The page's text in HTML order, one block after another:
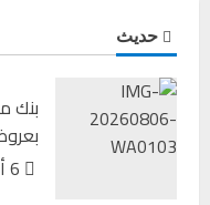
حديث
بنك